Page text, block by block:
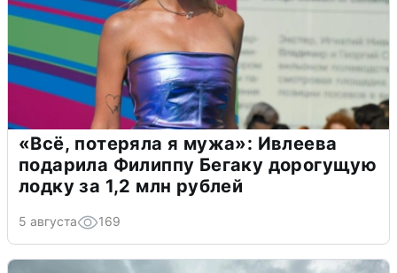
«Всё, потеряла я мужа»: Ивлеева
подарила Филиппу Бегаку дорогущую
лодку за 1,2 млн рублей
5 августа 169